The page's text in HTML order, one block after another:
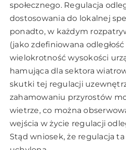
społecznego. Regulacja
dostosowania do lokalnej
ponadto, w każdym
(jako zdefiniowana
wielokrotność wysokości
hamująca dla sektora
skutki tej regulacji
zahamowaniu przyrostów
wietrze, co można
wejścia w życie regulacji
Stąd wniosek, że regulacja